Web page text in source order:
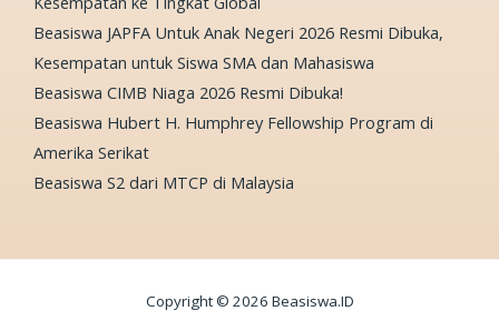
Beasiswa JAPFA Untuk Anak Negeri 2026 Resmi Dibuka,
Kesempatan untuk Siswa SMA dan Mahasiswa
Beasiswa CIMB Niaga 2026 Resmi Dibuka!
Beasiswa Hubert H. Humphrey Fellowship Program di
Amerika Serikat
Beasiswa S2 dari MTCP di Malaysia
Copyright © 2026 Beasiswa.ID